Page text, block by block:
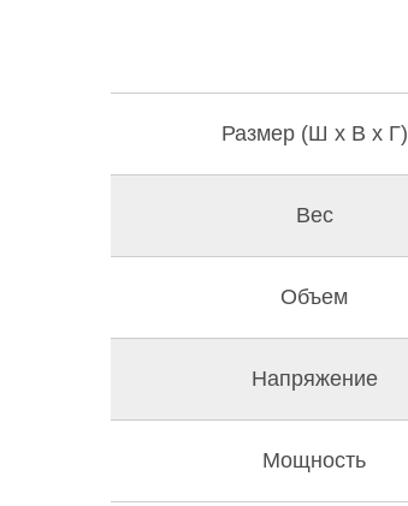
Размер (Ш x В x Г)
Вес
Объем
Напряжение
Мощность